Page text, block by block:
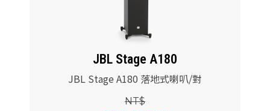
JBL Stage A180
JBL Stage A180 落地式喇叭/對
NT$